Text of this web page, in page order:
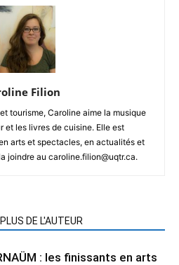
Filion
tourisme, Caroline aime la musique
et les livres de cuisine. Elle est
arts et spectacles, en actualités et
joindre au caroline.filion@uqtr.ca.
PLUS DE L'AUTEUR
: les finissants en arts